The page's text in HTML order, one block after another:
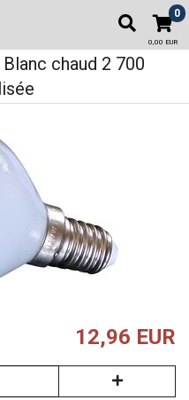
0
0,00 EUR
chaud 2 700
12,96 EUR